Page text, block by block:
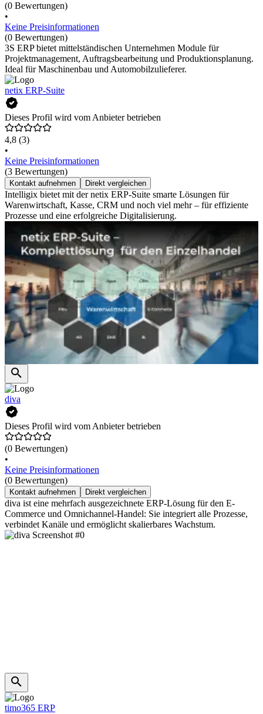
(0 Bewertungen)
•
Keine Preisinformationen
(0 Bewertungen)
3S ERP bietet mittelständischen Unternehmen Module für
Projektmanagement, Auftragsbearbeitung und Produktionsplanung.
Ideal für Maschinenbau und Automobilzulieferer.
netix ERP-Suite
Dieses Profil wird vom Anbieter betrieben
4,8 (3)
•
Keine Preisinformationen
(3 Bewertungen)
Kontakt aufnehmen Direkt vergleichen
Intelligix bietet mit der netix ERP-Suite smarte Lösungen für
Warenwirtschaft, Kasse, CRM und noch viel mehr – für effiziente
Prozesse und eine erfolgreiche Digitalisierung.
diva
Dieses Profil wird vom Anbieter betrieben
(0 Bewertungen)
•
Keine Preisinformationen
(0 Bewertungen)
Kontakt aufnehmen Direkt vergleichen
diva ist eine mehrfach ausgezeichnete ERP-Lösung für den E-
Commerce und Omnichannel-Handel: Sie integriert alle Prozesse,
verbindet Kanäle und ermöglicht skalierbares Wachstum.
timo365 ERP